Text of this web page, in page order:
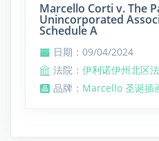
Marcello Corti v. The
Unincorporated
Schedule A
日期：09/04/2024
法院： 伊利诺伊州北区
品牌： Marcello 圣诞插